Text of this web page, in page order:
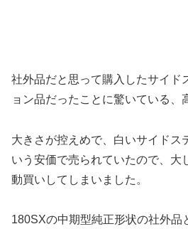
社外品だと思って購入したサイド
ョン品だったことに驚いている、
大きさが控えめで、白いサイドス
いう安価で売られていたので、大
動買いしてしまいました。
180SXの中期型純正形状の社外品